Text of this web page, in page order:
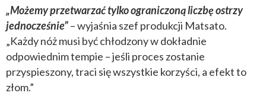
„Możemy przetwarzać tylko ograniczoną liczbę ostrzy
jednocześnie”– wyjaśnia szef produkcji Matsato.
„Każdy nóż musi być chłodzony w dokładnie
odpowiednim tempie – jeśli proces zostanie
przyspieszony, traci się wszystkie korzyści, a efekt to
złom.”